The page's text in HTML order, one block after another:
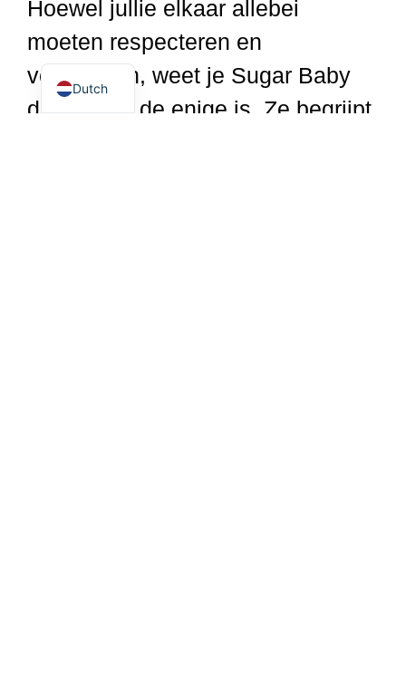
Hoewel jullie elkaar allebei
moeten respecteren en
vertrouwen, weet je Sugar Baby
dat ze niet de enige is. Ze begrijpt
Dutch